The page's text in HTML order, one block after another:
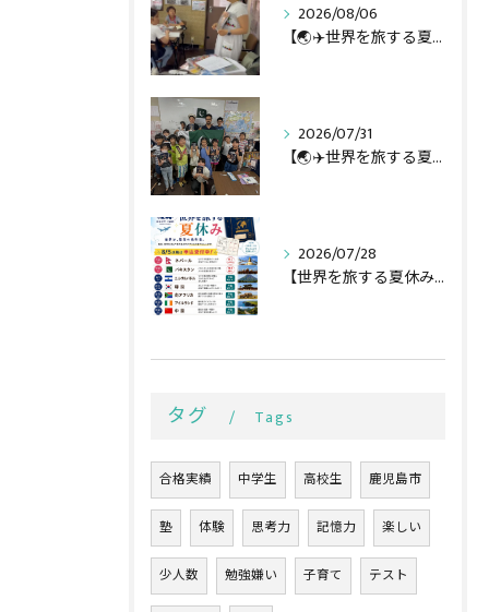
2026/08/06
【🌏✈️世界を旅する夏休み第3弾】
2026/07/31
【🌏✈️世界を旅する夏休み第二弾】
2026/07/28
【世界を旅する夏休み全行程🌏✈️】
タグ Tags
合格実績 中学生 高校生 鹿児島市
塾 体験 思考力 記憶力 楽しい
少人数 勉強嫌い 子育て テスト